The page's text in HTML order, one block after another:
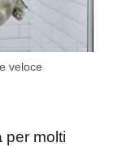
veloce
per molti